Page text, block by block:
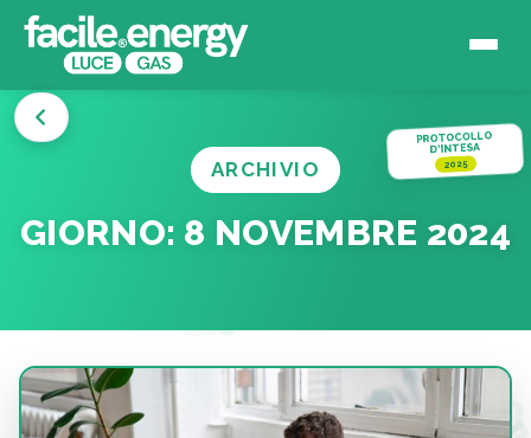
PROTOCOLLO
D'INTESA
2025
ARCHIVIO
GIORNO: 8 NOVEMBRE 2024